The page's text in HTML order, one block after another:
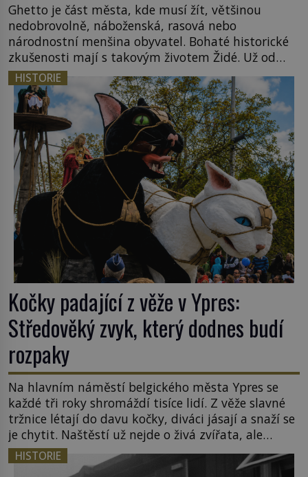
Ghetto je část města, kde musí žít, většinou
nedobrovolně, náboženská, rasová nebo
národnostní menšina obyvatel. Bohaté historické
zkušenosti mají s takovým životem Židé. Už od
středověku jsou totiž v každou chvíli nuceni v
nějakém žít. Mezi ty nejslavnější patří i římské
ghetto založené v roce 1555. Pokud jde o vztah
k Židům, nemá se Řím čím chlubit. […]
HISTORIE
Kočky padající z věže v Ypres:
Středověký zvyk, který dodnes budí
rozpaky
Na hlavním náměstí belgického města Ypres se
každé tři roky shromáždí tisíce lidí. Z věže slavné
tržnice létají do davu kočky, diváci jásají a snaží se
je chytit. Naštěstí už nejde o živá zvířata, ale
jenom o plyšové suvenýry. Kdysi to ale bylo jinak.
Tato veselá podívaná připomíná jeden z
HISTORIE